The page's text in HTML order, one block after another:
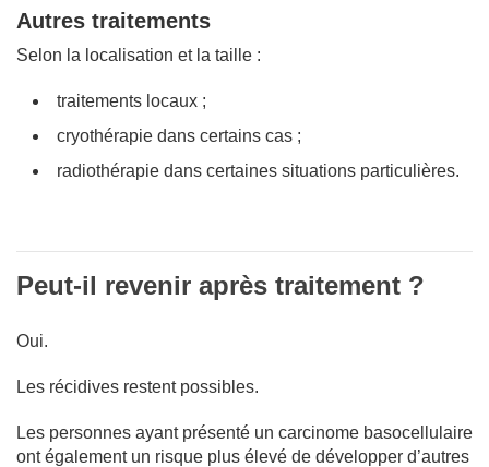
Autres traitements
Selon la localisation et la taille :
traitements locaux ;
cryothérapie dans certains cas ;
radiothérapie dans certaines situations particulières.
Peut-il revenir après traitement ?
Oui.
Les récidives restent possibles.
Les personnes ayant présenté un carcinome basocellulaire
ont également un risque plus élevé de développer d’autres